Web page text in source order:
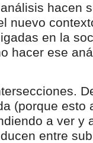
hacen
nuevo
en la
hacer ese
(porque esto
a ver y
entre